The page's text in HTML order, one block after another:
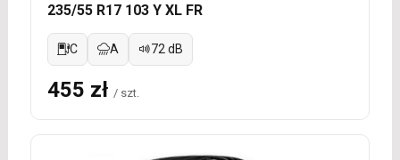
235/55 R17 103 Y XL FR
C A 72 dB
455 zł / szt.